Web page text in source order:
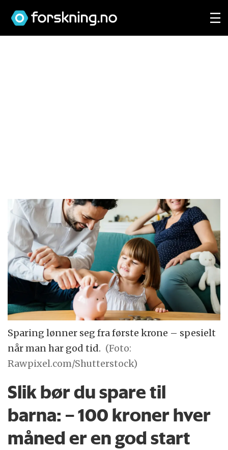
Sparing lønner seg fra første krone – spesielt
når man har god tid. (Foto:
Rawpixel.com/Shutterstock)
Slik bør du spare til
barna: – 100 kroner hver
måned er en god start